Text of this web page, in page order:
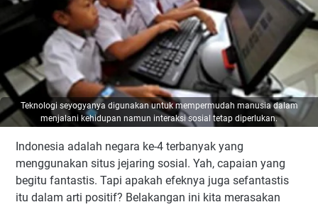
Teknologi seyogyanya digunakan untuk mempermudah manusia dalam
menjalani kehidupan namun interaksi sosial tetap diperlukan.
Indonesia adalah negara ke-4 terbanyak yang
menggunakan situs jejaring sosial. Yah, capaian yang
begitu fantastis. Tapi apakah efeknya juga sefantastis
itu dalam arti positif? Belakangan ini kita merasakan